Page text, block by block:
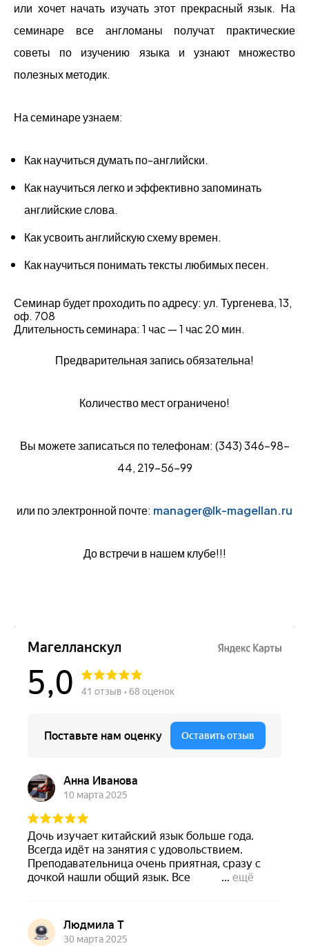
или хочет начать изучать этот прекрасный язык. На
семинаре все англоманы получат практические
советы по изучению языка и узнают множество
полезных методик.
На семинаре узнаем:
Как научитьсядумать по-английски.
Как научиться легко и эффективно запоминать
английскиеслова.
Как усвоить английскую схему времен.
Как научиться понимать текстылюбимых песен.
Семинар будет проходить по адресу: ул. Тургенева, 13,
оф. 708
Длительность семинара: 1 час — 1 час 20 мин.
Предварительная запись обязательна!
Количество мест ограничено!
Вы можете записаться по телефонам: (343) 346-98-
44, 219-56-99
или по электронной почте: manager@lk-magellan.ru
До встречи в нашем клубе!!!